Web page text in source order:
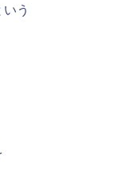
う